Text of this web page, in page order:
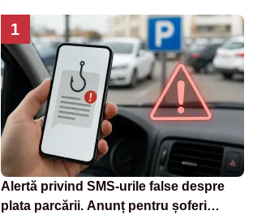
1
Alertă privind SMS-urile false despre
plata parcării. Anunț pentru șoferi